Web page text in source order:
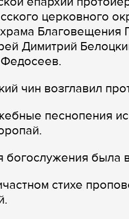
церковного
Димитрий
чин возглавил
песнопения
богослужения была
стихе